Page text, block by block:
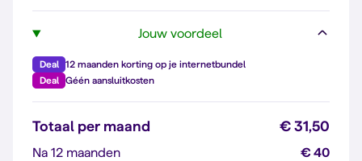
Jouw voordeel
Deal
12 maanden korting op je internetbundel
Deal
Géén aansluitkosten
Totaal per maand € 31,50
Na 12 maanden
€ 40